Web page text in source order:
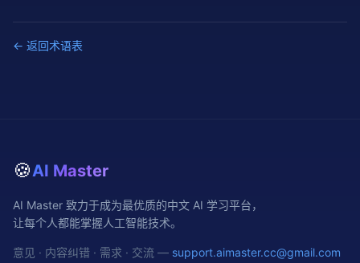
← 返回术语表
🍪AI Master
AI Master 致力于成为最优质的中文 AI 学习平台，
让每个人都能掌握人工智能技术。
意见 · 内容纠错 · 需求 · 交流 — support.aimaster.cc@gmail.com